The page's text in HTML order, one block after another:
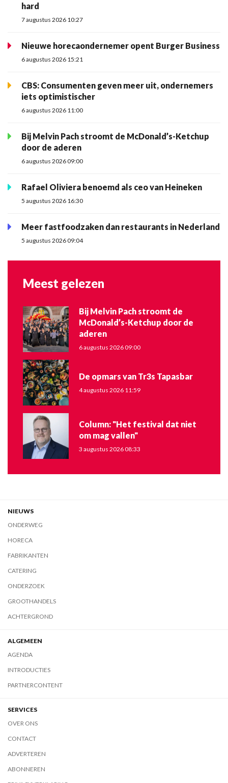
hard
7 augustus 2026 10:27
Nieuwe horecaondernemer opent Burger Business
6 augustus 2026 15:21
CBS: Consumenten geven meer uit, ondernemers
iets optimistischer
6 augustus 2026 11:00
Bij Melvin Pach stroomt de McDonald’s-Ketchup
door de aderen
6 augustus 2026 09:00
Rafael Oliviera benoemd als ceo van Heineken
5 augustus 2026 16:30
Meer fastfoodzaken dan restaurants in Nederland
5 augustus 2026 09:04
Meest gelezen
Bij Melvin Pach stroomt de
McDonald’s-Ketchup door de
aderen
6 augustus 2026 09:00
De opmars van Tr3s Tapasbar
4 augustus 2026 11:59
Column: "Het festival dat niet
om mag vallen"
3 augustus 2026 08:33
NIEUWS
ONDERWEG
HORECA
FABRIKANTEN
CATERING
ONDERZOEK
GROOTHANDELS
ACHTERGROND
ALGEMEEN
AGENDA
INTRODUCTIES
PARTNERCONTENT
SERVICES
OVER ONS
CONTACT
ADVERTEREN
ABONNEREN